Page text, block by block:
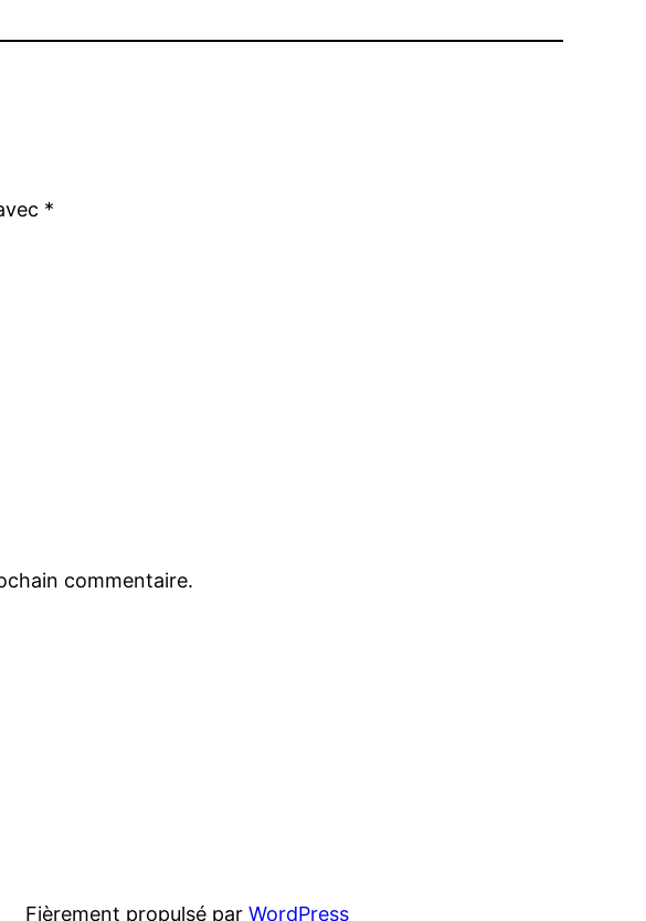
*
commentaire.
Fièrement propulsé parWordPress